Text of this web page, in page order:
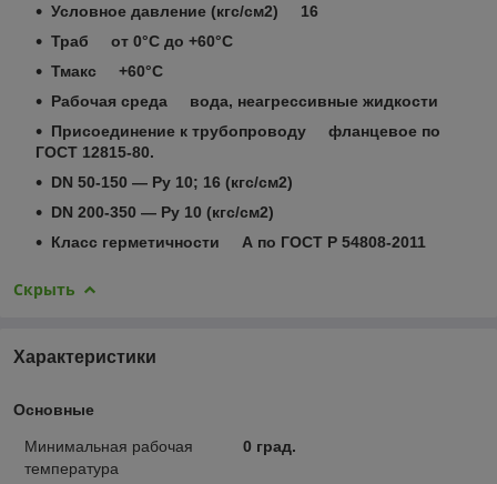
Условное давление (кгс/см2) 16
Траб от 0°С до +60°С
Тмакс +60°С
Рабочая среда вода, неагрессивные жидкости
Присоединение к трубопроводу фланцевое по
ГОСТ 12815-80.
DN 50-150 ― Py 10; 16 (кгс/см2)
DN 200-350 ― Py 10 (кгс/см2)
Класс герметичности А по ГОСТ Р 54808-2011
Скрыть
Характеристики
Основные
Минимальная рабочая
температура
0 град.